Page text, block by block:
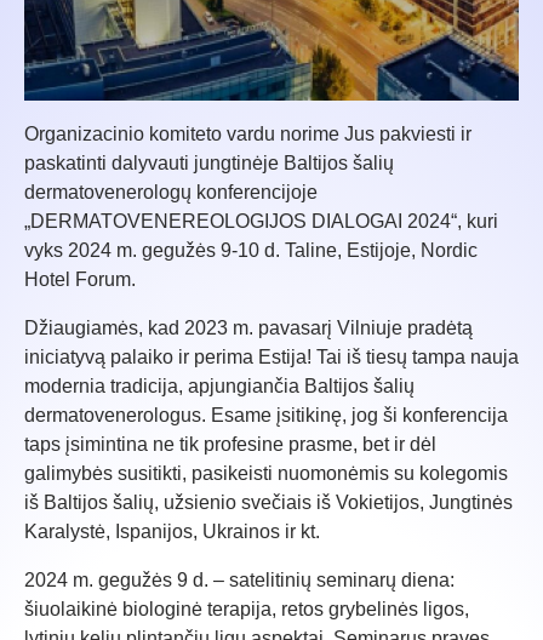
Organizacinio komiteto vardu norime Jus pakviesti ir
paskatinti dalyvauti jungtinėje Baltijos šalių
dermatovenerologų konferencijoje
„DERMATOVENEREOLOGIJOS DIALOGAI 2024“, kuri
vyks 2024 m. gegužės 9-10 d. Taline, Estijoje, Nordic
Hotel Forum.
Džiaugiamės, kad 2023 m. pavasarį Vilniuje pradėtą
iniciatyvą palaiko ir perima Estija! Tai iš tiesų tampa nauja
modernia tradicija, apjungiančia Baltijos šalių
dermatovenerologus. Esame įsitikinę, jog ši konferencija
taps įsimintina ne tik profesine prasme, bet ir dėl
galimybės susitikti, pasikeisti nuomonėmis su kolegomis
iš Baltijos šalių, užsienio svečiais iš Vokietijos, Jungtinės
Karalystė, Ispanijos, Ukrainos ir kt.
2024 m. gegužės 9 d. – satelitinių seminarų diena:
šiuolaikinė biologinė terapija, retos grybelinės ligos,